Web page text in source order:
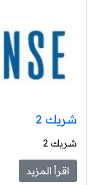
شريك 2
شريك 2
اقرأ المزيد